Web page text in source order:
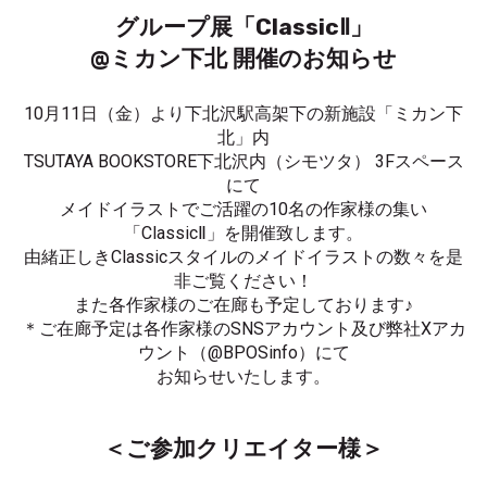
グループ展「ClassicⅡ」
@ミカン下北 開催のお知らせ
10月11日（金）より下北沢駅高架下の新施設「ミカン下
北」内
TSUTAYA BOOKSTORE下北沢内（シモツタ） 3Fスペース
にて
メイドイラストでご活躍の10名の作家様の集い
「ClassicⅡ」を開催致します。
由緒正しきClassicスタイルのメイドイラストの数々を是
非ご覧ください！
また各作家様のご在廊も予定しております♪
＊ご在廊予定は各作家様のSNSアカウント及び弊社Xアカ
ウント（@BPOSinfo）にて
お知らせいたします。
＜ご参加クリエイター様＞